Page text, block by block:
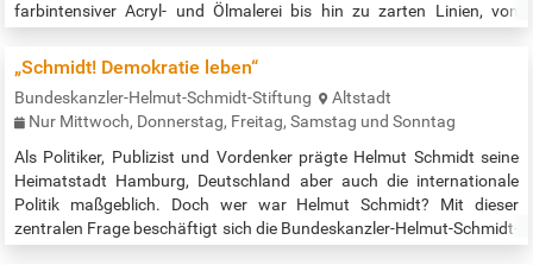
farbintensiver Acryl- und Ölmalerei bis hin zu zarten Linien, von
inspirieren! Es stellen aus: Arielle Drouard, Holger Gronau, Berit
Hansen, Mara Madrugada, Marieke Mittelbach, Bea Rauscher,
Jenny…
„Schmidt! Demokratie leben“
Bundeskanzler-Helmut-Schmidt-Stiftung
Altstadt
Nur Mittwoch, Donnerstag, Freitag, Samstag und Sonntag
Als Politiker, Publizist und Vordenker prägte Helmut Schmidt seine
Heimatstadt Hamburg, Deutschland aber auch die internationale
Politik maßgeblich. Doch wer war Helmut Schmidt? Mit dieser
zentralen Frage beschäftigt sich die Bundeskanzler-Helmut-Schmidt-